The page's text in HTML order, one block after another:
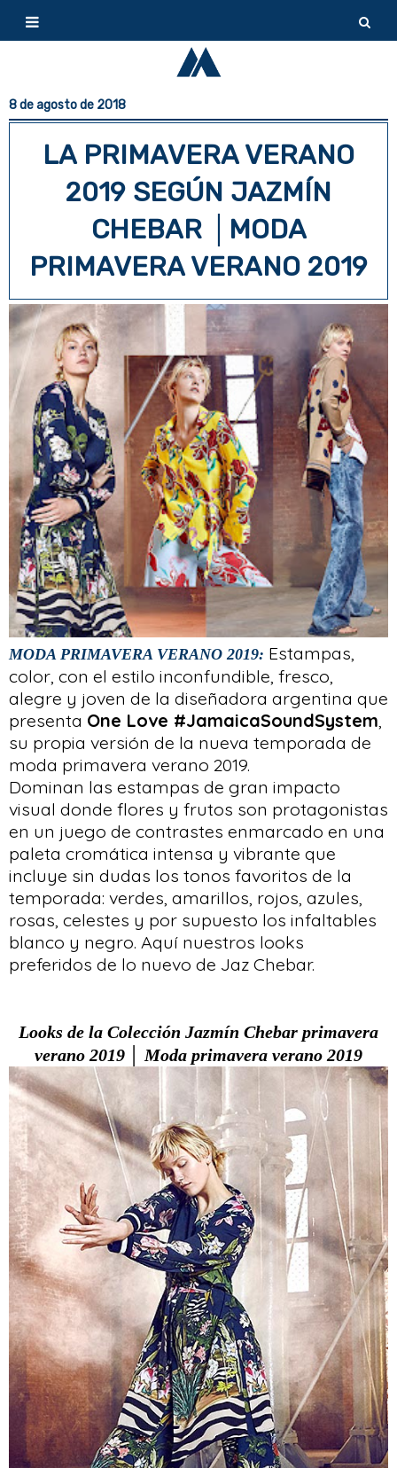
8 de agosto de 2018
LA PRIMAVERA VERANO
2019 SEGÚN JAZMÍN
CHEBAR │MODA
PRIMAVERA VERANO 2019
MODA PRIMAVERA VERANO 2019: Estampas,
color, con el estilo inconfundible, fresco,
alegre y joven de la diseñadora argentina que
presenta One Love #JamaicaSoundSystem
su propia versión de la nueva temporada de
moda primavera verano 2019.
Dominan las estampas de gran impacto
visual donde flores y frutos son protagonistas
en un juego de contrastes enmarcado en una
paleta cromática intensa y vibrante que
incluye sin dudas los tonos favoritos de la
temporada: verdes, amarillos, rojos, azules,
rosas, celestes y por supuesto los infaltables
blanco y negro. Aquí nuestros looks
preferidos de lo nuevo de Jaz Chebar.
Looks de la Colección Jazmín Chebar primavera
verano 2019 │ Moda primavera verano 2019